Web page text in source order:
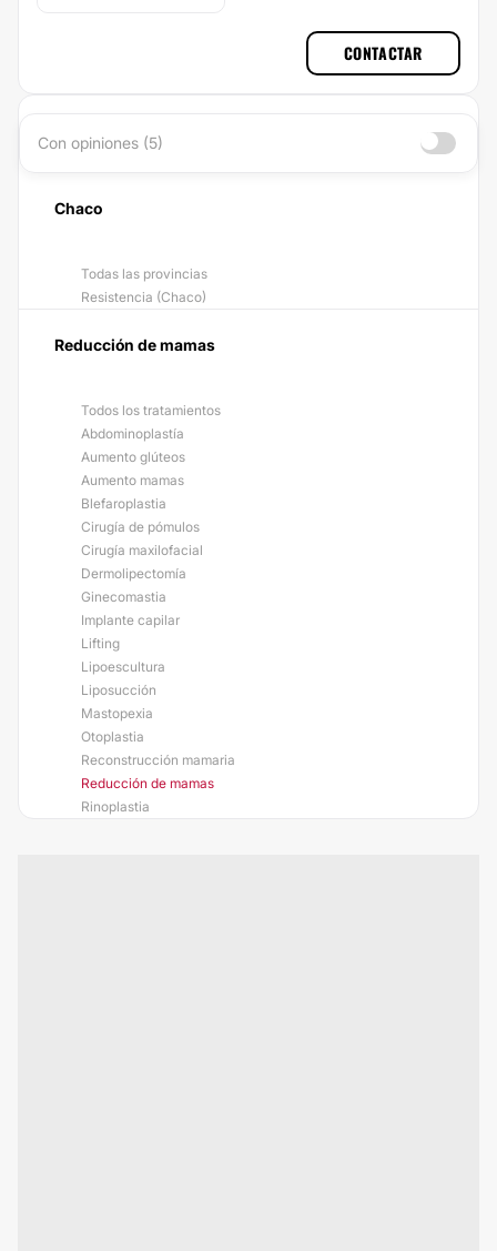
CONTACTAR
Con opiniones (5)
Chaco
Todas las provincias
Resistencia (Chaco)
Reducción de mamas
Todos los tratamientos
Abdominoplastía
Aumento glúteos
Aumento mamas
Blefaroplastia
Cirugía de pómulos
Cirugía maxilofacial
Dermolipectomía
Ginecomastia
Implante capilar
Lifting
Lipoescultura
Liposucción
Mastopexia
Otoplastia
Reconstrucción mamaria
Reducción de mamas
Rinoplastia